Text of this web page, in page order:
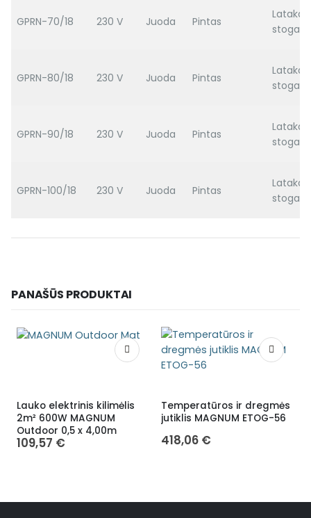
GPRN-70/18 230 V Juoda Pintas
stogas
GPRN-80/18 230 V Juoda Pintas
stogas
GPRN-90/18 230 V Juoda Pintas
stogas
GPRN-100/18 230 V Juoda Pintas
stogas
PANAŠŪS PRODUKTAI
Lauko elektrinis kilimėlis
2m² 600W MAGNUM
Outdoor 0,5 x 4,00m
109,57 €
Temperatūros ir dregmės
jutiklis MAGNUM ETOG-56
418,06 €